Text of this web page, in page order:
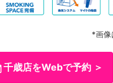
*画像
千歳店をWebで予約 ＞